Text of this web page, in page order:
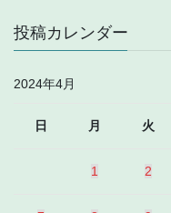
投稿カレンダー
2024年4月
日 月 火
1 2